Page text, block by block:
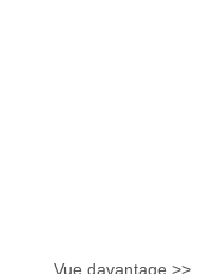
Vue davantage >>